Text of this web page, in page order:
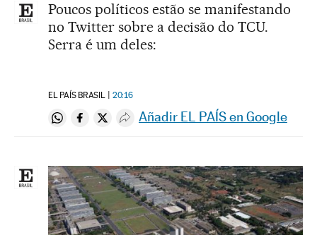
Poucos políticos estão se manifestando
no Twitter sobre a decisão do TCU.
Serra é um deles:
EL PAÍS BRASIL 20:16
Compartir en Whatsapp
Compartir en Facebook
Compartir en Twitter
Desplegar Redes Sociales
Añadir EL PAÍS en Google